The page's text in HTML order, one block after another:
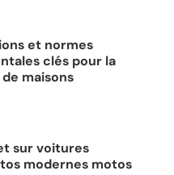
et normes
clés pour la
maisons
sur voitures
modernes motos